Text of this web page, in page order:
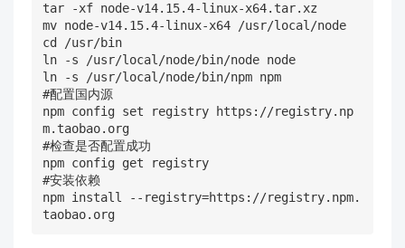
tar -xf node-v14.15.4-linux-x64.tar.xz
mv node-v14.15.4-linux-x64 /usr/local/node
cd /usr/bin
ln -s /usr/local/node/bin/node node
ln -s /usr/local/node/bin/npm npm
#配置国内源
npm config set registry https://registry.np
m.taobao.org
#检查是否配置成功
npm config get registry
#安装依赖
npm install --registry=https://registry.npm.
taobao.org